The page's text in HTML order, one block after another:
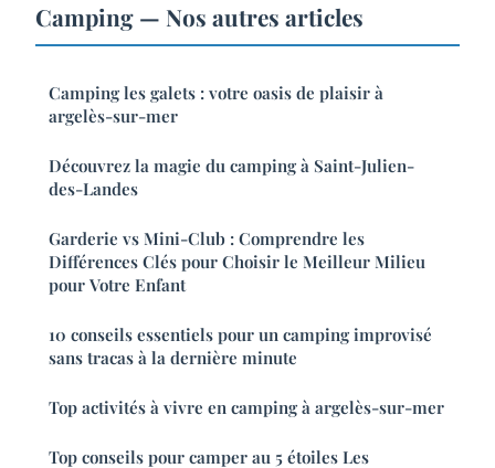
Camping — Nos autres articles
Camping les galets : votre oasis de plaisir à
argelès-sur-mer
Découvrez la magie du camping à Saint-Julien-
des-Landes
Garderie vs Mini-Club : Comprendre les
Différences Clés pour Choisir le Meilleur Milieu
pour Votre Enfant
10 conseils essentiels pour un camping improvisé
sans tracas à la dernière minute
Top activités à vivre en camping à argelès-sur-mer
Top conseils pour camper au 5 étoiles Les